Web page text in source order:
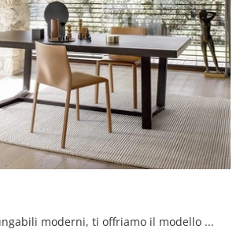
Se vuoi tavoli allungabili moderni, ti offriamo il modello da pranzo in legno Cartesio del brand Alf Da Frè.